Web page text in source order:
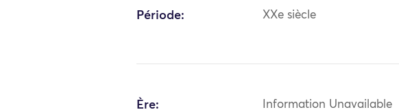
Période: XXe siècle
Ère: Information Unavailable